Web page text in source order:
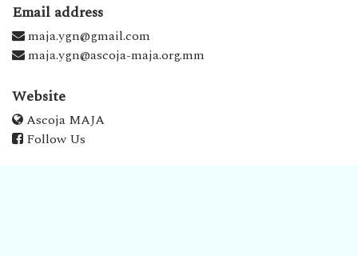
Email address
maja.ygn@gmail.com
maja.ygn@ascoja-maja.org.mm
Website
Ascoja MAJA
Follow Us